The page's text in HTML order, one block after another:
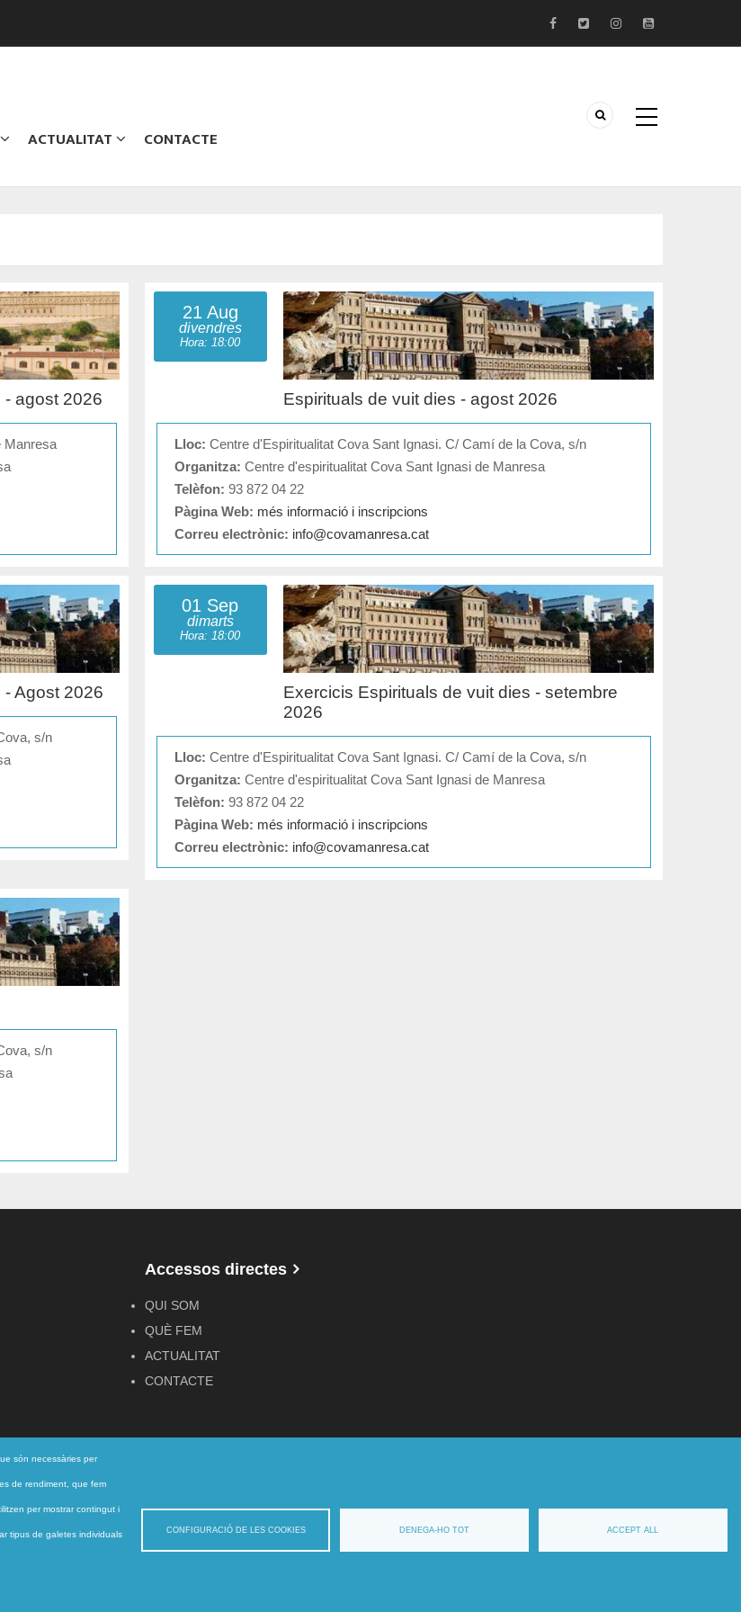
ACTUALITAT CONTACTE
- agost 2026
Manresa
21 Aug
divendres
Hora: 18:00
Espirituals de vuit dies - agost 2026
Lloc: Centre d'Espiritualitat Cova Sant Ignasi. C/ Camí de la Cova, s/n
Organitza: Centre d'espiritualitat Cova Sant Ignasi de Manresa
Telèfon: 93 872 04 22
Pàgina Web: més informació i inscripcions
Correu electrònic: info@covamanresa.cat
Agost 2026
s/n
01 Sep
dimarts
Hora: 18:00
Exercicis Espirituals de vuit dies - setembre
2026
Lloc: Centre d'Espiritualitat Cova Sant Ignasi. C/ Camí de la Cova, s/n
Organitza: Centre d'espiritualitat Cova Sant Ignasi de Manresa
Telèfon: 93 872 04 22
Pàgina Web: més informació i inscripcions
Correu electrònic: info@covamanresa.cat
s/n
Accessos directes
QUI SOM
QUÈ FEM
ACTUALITAT
CONTACTE
són necessàries per
de rendiment, que fem
per mostrar contingut i
tipus de galetes individuals CONFIGURACIÓ DE LES COOKIES DENEGA-HO TOT ACCEPT ALL